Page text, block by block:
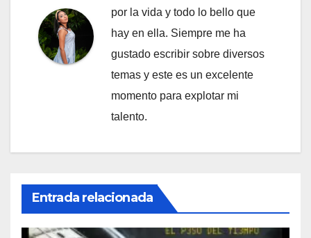
por la vida y todo lo bello que
hay en ella. Siempre me ha
gustado escribir sobre diversos
temas y este es un excelente
momento para explotar mi
talento.
Entrada relacionada